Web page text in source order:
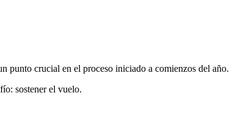
punto crucial en el proceso iniciado a comienzos del año.
sostener el vuelo.